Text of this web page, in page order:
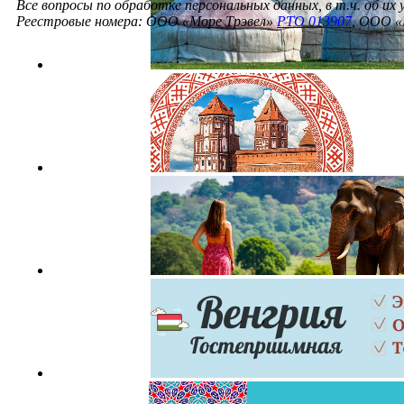
Все вопросы по обработке персональных данных, в т.ч. об их
Реестровые номера: ООО «Море Трэвел»РТО 013907, ООО